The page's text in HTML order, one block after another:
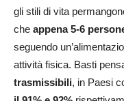
gli stili di vita
che appena 5-6
seguendo
attività fisica. Basti
trasmissibili, in Paesi